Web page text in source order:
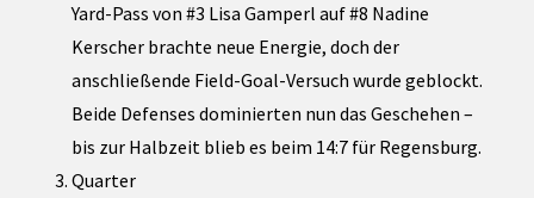
Yard-Pass von #3 Lisa Gamperl auf #8 Nadine
Kerscher brachte neue Energie, doch der
anschließende Field-Goal-Versuch wurde geblockt.
Beide Defenses dominierten nun das Geschehen –
bis zur Halbzeit blieb es beim 14:7 für Regensburg.
Quarter